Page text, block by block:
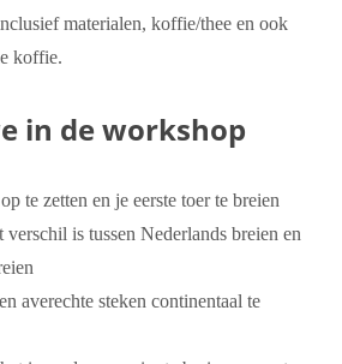
materialen, koffie/thee en ook
koffie.
in de workshop
te zetten en je eerste toer te breien
verschil is tussen Nederlands breien en
averechte steken continentaal te